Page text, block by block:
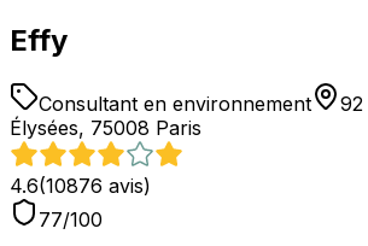
Effy
Consultant en environnement
92
Élysées, 75008 Paris
4.6(10876 avis)
77/100